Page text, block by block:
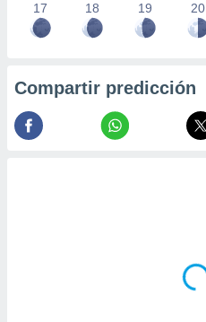
17 18 19 20
Compartir predicción